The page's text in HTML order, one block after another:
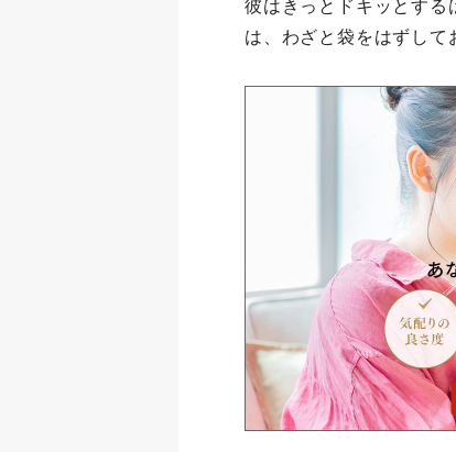
彼はきっとドキッとする
は、わざと袋をはずして